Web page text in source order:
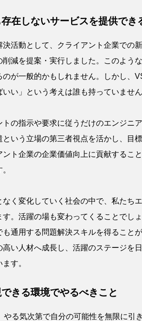
在しないサービスを提供でき
活動として、クライアント企業での
削減を提案・実行しました。このよう
のが一般的かもしれません。しかし、
い」という考えは誰も持っていません
の指示や要求に従うだけのエンジニ
という立場の第三者視点を活かし、目
ント企業の企業価値向上に貢献するこ
く変化していく社会の中で、私たち
す。活躍の場も変わってくることでし
も通用する問題解決スキルを得ること
高い人材へ成長し、活躍のステージを
す。
きる環境でやるべきこと
る気次第で自分の可能性を無限に引